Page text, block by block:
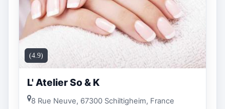
(4.9)
L' Atelier So & K
8 Rue Neuve, 67300 Schiltigheim, France